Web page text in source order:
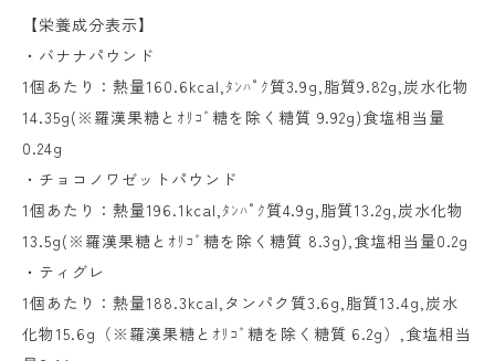
【栄養成分表示】
・バナナパウンド
1個あたり：熱量160.6kcal,ﾀﾝﾊﾟｸ質3.9g,脂質9.82g,炭水化物
14.35g(※羅漢果糖とｵﾘｺﾞ糖を除く糖質 9.92g)食塩相当量
0.24g
・チョコノワゼットパウンド
1個あたり：熱量196.1kcal,ﾀﾝﾊﾟｸ質4.9g,脂質13.2g,炭水化物
13.5g(※羅漢果糖とｵﾘｺﾞ糖を除く糖質 8.3g),食塩相当量0.2g
・ティグレ
1個あたり：熱量188.3kcal,タンパク質3.6g,脂質13.4g,炭水
化物15.6g（※羅漢果糖とｵﾘｺﾞ糖を除く糖質 6.2g）,食塩相当